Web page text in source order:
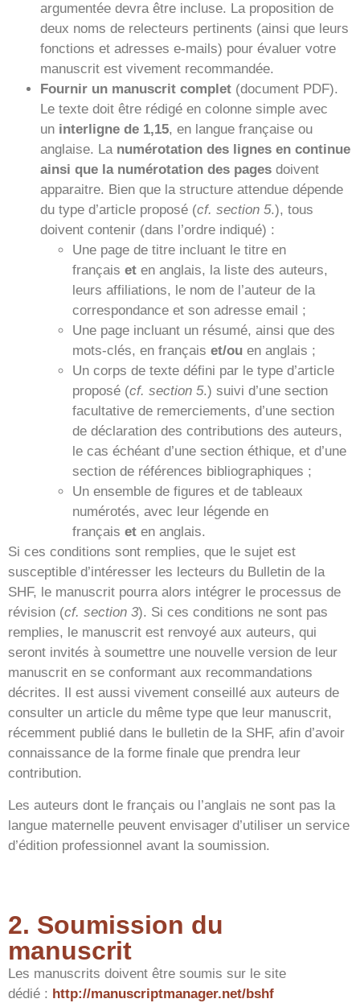
argumentée devra être incluse. La proposition de
deux noms de relecteurs pertinents (ainsi que leurs
fonctions et adresses e-mails) pour évaluer votre
manuscrit est vivement recommandée.
Fournir un manuscrit complet (document PDF).
Le texte doit être rédigé en colonne simple avec
un interligne de 1,15, en langue française ou
anglaise. La numérotation des lignes en continue
ainsi que la numérotation des pages doivent
apparaitre. Bien que la structure attendue dépende
du type d’article proposé (cf. section 5.), tous
doivent contenir (dans l’ordre indiqué) :
Une page de titre incluant le titre en
français et en anglais, la liste des auteurs,
leurs affiliations, le nom de l’auteur de la
correspondance et son adresse email ;
Une page incluant un résumé, ainsi que des
mots-clés, en français et/ou en anglais ;
Un corps de texte défini par le type d’article
proposé (cf. section 5.) suivi d’une section
facultative de remerciements, d’une section
de déclaration des contributions des auteurs,
le cas échéant d’une section éthique, et d’une
section de références bibliographiques ;
Un ensemble de figures et de tableaux
numérotés, avec leur légende en
français et en anglais.
Si ces conditions sont remplies, que le sujet est
susceptible d’intéresser les lecteurs du Bulletin de la
SHF, le manuscrit pourra alors intégrer le processus de
révision (cf. section 3). Si ces conditions ne sont pas
remplies, le manuscrit est renvoyé aux auteurs, qui
seront invités à soumettre une nouvelle version de leur
manuscrit en se conformant aux recommandations
décrites. Il est aussi vivement conseillé aux auteurs de
consulter un article du même type que leur manuscrit,
récemment publié dans le bulletin de la SHF, afin d’avoir
connaissance de la forme finale que prendra leur
contribution.
Les auteurs dont le français ou l’anglais ne sont pas la
langue maternelle peuvent envisager d’utiliser un service
d’édition professionnel avant la soumission.
2. Soumission du
manuscrit
Les manuscrits doivent être soumis sur le site
dédié : http://manuscriptmanager.net/bshf